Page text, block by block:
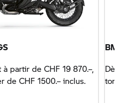
partir de CHF 19 870.–,
de CHF 1500.– inclus.
BMW
Dès
ton